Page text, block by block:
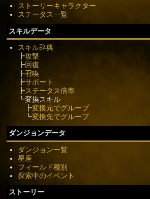
ストーリーキャラクター
ステータス一覧
スキルデータ
スキル辞典
┣攻撃
┣回復
┣召喚
┣サポート
┣ステータス倍率
┗変換スキル
┣変換元でグループ
┗変換先でグループ
ダンジョンデータ
ダンジョン一覧
星座
フィールド種別
探索中のイベント
ストーリー